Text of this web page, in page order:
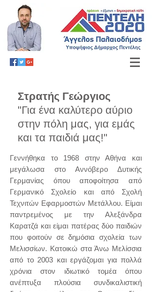
Στρατής Γεώργιος
"Για ένα καλύτερο αύριο
στην πόλη μας, για εμάς
και τα παιδιά μας!"
Γεννήθηκα το 1968 στην Αθήνα και
μεγάλωσα στο Αννόβερο Δυτικής
Γερμανίας όπου αποφοίτησα από
Γερμανικό Σχολείο και από Σχολή
Τεχνιτών Εφαρμοστών Μετάλλου. Είμαι
παντρεμένος με την Αλεξάνδρα
Καρατζά και είμαι πατέρας δύο παιδιών
που φοιτούν σε δημόσια σχολεία των
Μελισσίων. Κατοικώ στα Άνω Μελίσσια
από το 2003 και εργάζομαι για πολλά
χρόνια στον ιδιωτικό τομέα όπου
ανέπτυξα πλούσια συνδικαλιστική